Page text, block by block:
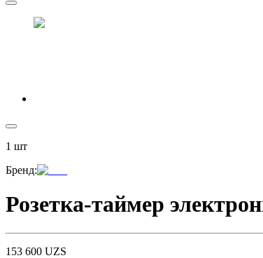
1 шт
Бренд:
Розетка-таймер
153 600 UZS